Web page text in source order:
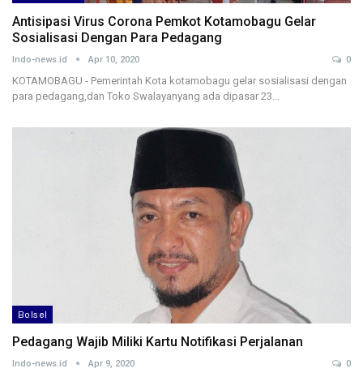
Antisipasi Virus Corona Pemkot Kotamobagu Gelar
Sosialisasi Dengan Para Pedagang
Indo-news.id Apr 10, 2020 0
KOTAMOBAGU - Pemerintah Kota kotamobagu gelar sosialisasi dengan
para pedagang,dan Toko Swalayanyang ada dipasar 23…
Bolsel
Pedagang Wajib Miliki Kartu Notifikasi Perjalanan
Indo-news.id Apr 9, 2020 0